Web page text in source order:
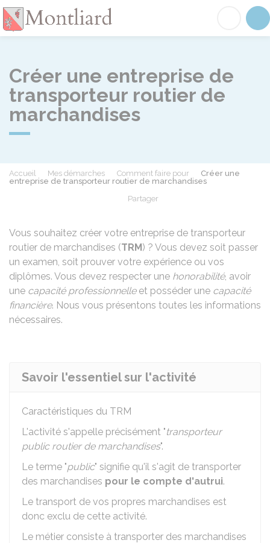
Créer une entreprise de
transporteur routier de
marchandises
Accueil Mes démarches Comment faire pour
Créer une
entreprise de transporteur routier de marchandises
Partager
Vous souhaitez créer votre entreprise de transporteur
routier de marchandises (TRM) ? Vous devez soit passer
un examen, soit prouver votre expérience ou vos
diplômes. Vous devez respecter une honorabilité, avoir
une capacité professionnelleet posséder une capacité
financière. Nous vous présentons toutes les informations
nécessaires.
Savoir l'essentiel sur l'activité
Caractéristiques du TRM
L'activité s'appelle précisément "transporteur
public routier de marchandises".
Le terme "public" signifie qu'il s'agit de transporter
des marchandises pour le compte d'autrui.
Le transport de vos propres marchandises est
donc exclu de cette activité.
Le métier consiste à transporter des marchandises